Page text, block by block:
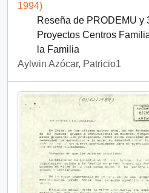
1994)
Reseña de PRODEMU y
Proyectos Centros
la Familia
Aylwin Azócar, Patricio1